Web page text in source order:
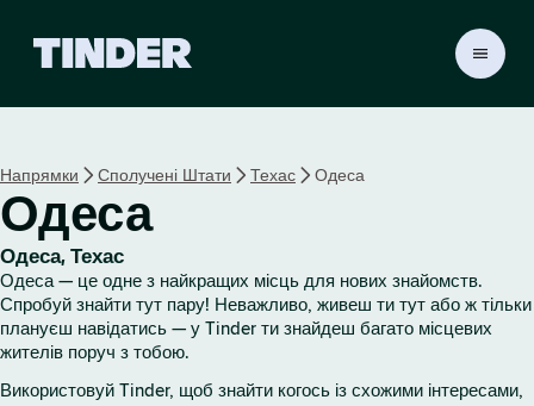
н
о
р
і
а
Напрямки Сполучені Штати Техас Одеса
Одеса
Одеса, Техас
Одеса — це одне з найкращих місць для нових знайомств.
Спробуй знайти тут пару! Неважливо, живеш ти тут або ж тільки
плануєш навідатись — у Tinder ти знайдеш багато місцевих
жителів поруч з тобою.
Використовуй Tinder, щоб знайти когось із схожими інтересами,